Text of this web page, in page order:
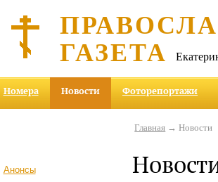
ГАЗЕТА
Номера Новости Фоторепортажи
Анонсы
Главная → Новости